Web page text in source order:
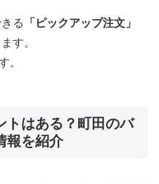
る
「ピックアップ注文」
す。
。
トはある？町田のバ
報を紹介